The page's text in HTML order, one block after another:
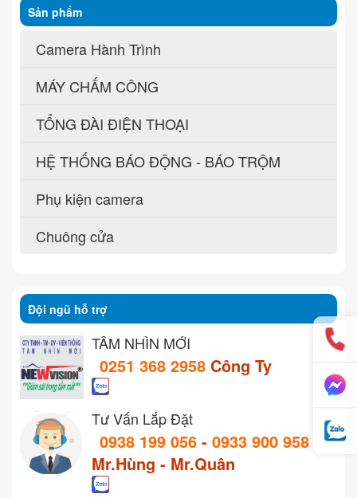
Sản phẩm
Camera Hành Trình
MÁY CHẤM CÔNG
TỔNG ĐÀI ĐIỆN THOẠI
HỆ THỐNG BÁO ĐỘNG - BÁO TRỘM
Phụ kiện camera
Chuông cửa
Đội ngũ hỗ trợ
TẦM NHÌN MỚI
0251 368 2958 Công Ty
Tư Vấn Lắp Đặt
0938 199 056 - 0933 900 958
Mr.Hùng - Mr.Quân